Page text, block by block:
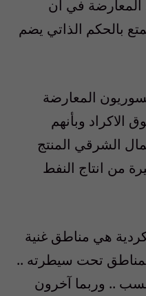
في ان
بالحكم الذاتي يضم
المعارضة
الاكراد وبأنهم
الشرقي المنتج
من انتاج النفط
هي مناطق غنية
تحت سيطرته ..
.. وربما آخرون